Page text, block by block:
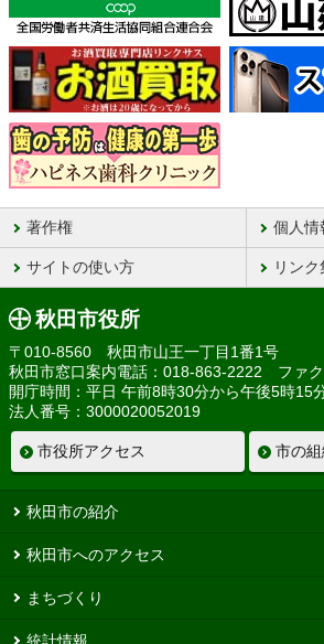
著作権 個人情
サイトの使い方 リンク
秋田市役所
〒010-8560 秋田市山王一丁目1番1号
秋田市窓口案内電話：018-863-2222 ファ
開庁時間：平日 午前8時30分から午後5時15
法人番号：3000020052019
市役所アクセス 市の
秋田市の紹介
秋田市へのアクセス
まちづくり